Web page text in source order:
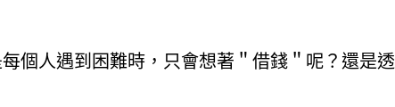
個人遇到困難時，只會想著＂借錢＂呢？還是透